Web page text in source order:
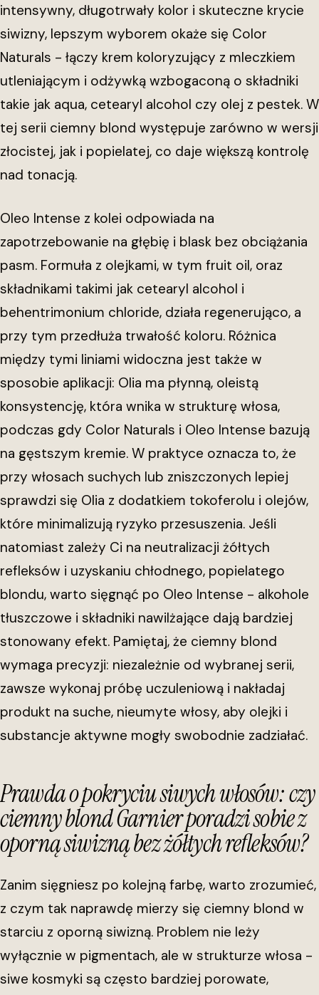
intensywny, długotrwały kolor i skuteczne krycie
siwizny, lepszym wyborem okaże się Color
Naturals - łączy krem koloryzujący z mleczkiem
utleniającym i odżywką wzbogaconą o składniki
takie jak aqua, cetearyl alcohol czy olej z pestek. W
tej serii ciemny blond występuje zarówno w wersji
złocistej, jak i popielatej, co daje większą kontrolę
nad tonacją.
Oleo Intense z kolei odpowiada na
zapotrzebowanie na głębię i blask bez obciążania
pasm. Formuła z olejkami, w tym fruit oil, oraz
składnikami takimi jak cetearyl alcohol i
behentrimonium chloride, działa regenerująco, a
przy tym przedłuża trwałość koloru. Różnica
między tymi liniami widoczna jest także w
sposobie aplikacji: Olia ma płynną, oleistą
konsystencję, która wnika w strukturę włosa,
podczas gdy Color Naturals i Oleo Intense bazują
na gęstszym kremie. W praktyce oznacza to, że
przy włosach suchych lub zniszczonych lepiej
sprawdzi się Olia z dodatkiem tokoferolu i olejów,
które minimalizują ryzyko przesuszenia. Jeśli
natomiast zależy Ci na neutralizacji żółtych
refleksów i uzyskaniu chłodnego, popielatego
blondu, warto sięgnąć po Oleo Intense - alkohole
tłuszczowe i składniki nawilżające dają bardziej
stonowany efekt. Pamiętaj, że ciemny blond
wymaga precyzji: niezależnie od wybranej serii,
zawsze wykonaj próbę uczuleniową i nakładaj
produkt na suche, nieumyte włosy, aby olejki i
substancje aktywne mogły swobodnie zadziałać.
Prawda o pokryciu siwych włosów: czy
ciemny blond Garnier poradzi sobie z
oporną siwizną bez żółtych refleksów?
Zanim sięgniesz po kolejną farbę, warto zrozumieć,
z czym tak naprawdę mierzy się ciemny blond w
starciu z oporną siwizną. Problem nie leży
wyłącznie w pigmentach, ale w strukturze włosa -
siwe kosmyki są często bardziej porowate,